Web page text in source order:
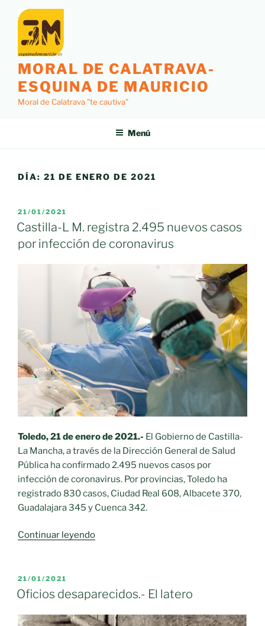
contenido
MORAL DE CALATRAVA-
ESQUINA DE MAURICIO
Moral de Calatrava "te cautiva"
Menú
DÍA: 21 DE ENERO DE 2021
PUBLICADO
EL
21/01/2021
Castilla-L M. registra 2.495 nuevos casos
por infección de coronavirus
Toledo, 21 de enero de 2021.- El Gobierno de Castilla-
La Mancha, a través de la Dirección General de Salud
Pública ha confirmado 2.495 nuevos casos por
infección de coronavirus. Por provincias, Toledo ha
registrado 830 casos, Ciudad Real 608, Albacete 370,
Guadalajara 345 y Cuenca 342.
Continuar leyendo«Castilla-
2.495
casos
PUBLICADO
EL
21/01/2021
Oficios desaparecidos.- El latero